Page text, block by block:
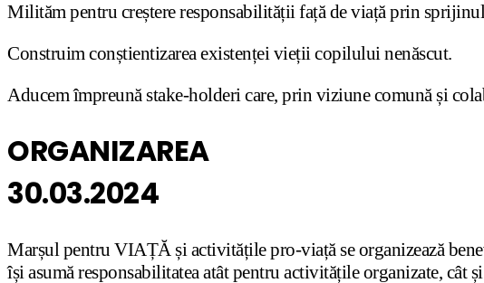
Milităm pentru creștere responsabilității față de viață prin
Construim conștientizarea existenței vieții copilului nenăscut.
Aducem împreună stake-holderi care, prin viziune comună și
ORGANIZAREA
30.03.2024
Marșul pentru VIAȚĂ și activitățile pro-viață se organizează
își asumă responsabilitatea atât pentru activitățile organizate, cât